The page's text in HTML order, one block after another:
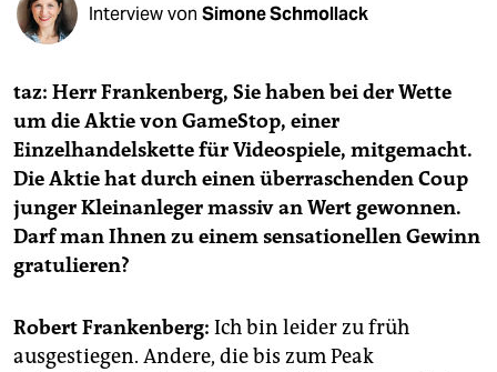
unterstützen
genossenschaft
epaper login
Interview von Simone Schmollack
taz: Herr Frankenberg, Sie haben bei der Wette
um die Aktie von GameStop, einer
Einzelhandelskette für Videospiele, mitgemacht.
Die Aktie hat durch einen überraschenden Coup
junger Kleinanleger massiv an Wert gewonnen.
Darf man Ihnen zu einem sensationellen Gewinn
gratulieren?
Robert Frankenberg: Ich bin leider zu früh
ausgestiegen. Andere, die bis zum Peak